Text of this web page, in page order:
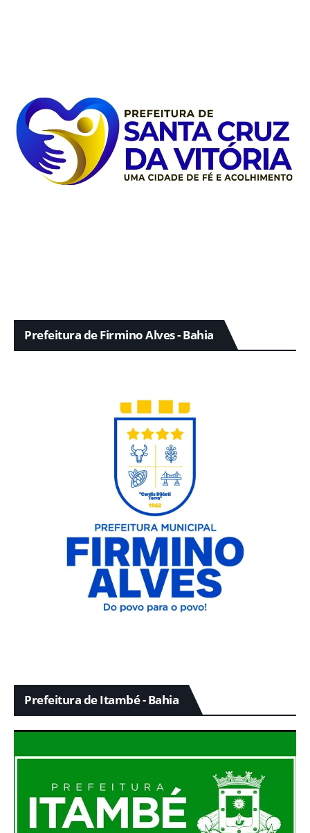
Prefeitura de Firmino Alves - Bahia
Prefeitura de Itambé - Bahia